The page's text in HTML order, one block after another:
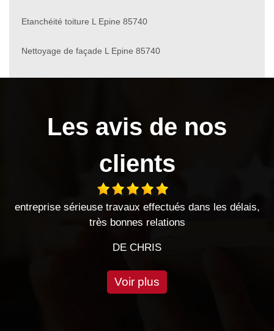
Etanchéité toiture L Epine 85740
Nettoyage de façade L Epine 85740
Les avis de nos
clients
effectués dans les délais,
Entreprise
Voir plus